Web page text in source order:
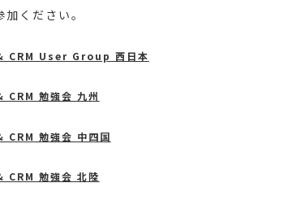
ください。
User Group 西日本
勉強会 九州
勉強会 中四国
勉強会 北陸